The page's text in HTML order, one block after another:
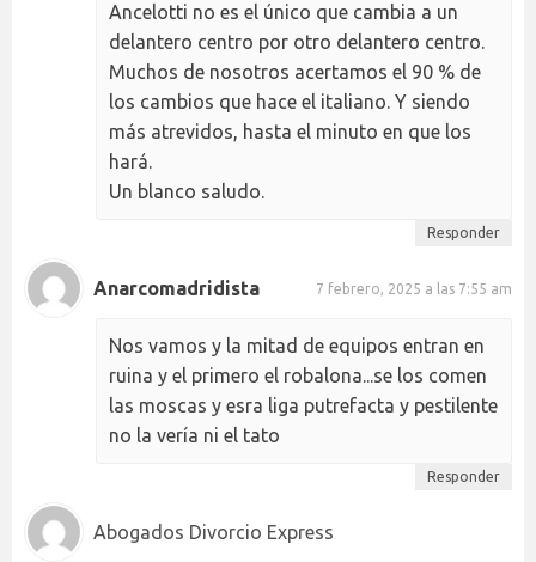
Ancelotti no es el único que cambia a un
delantero centro por otro delantero centro.
Muchos de nosotros acertamos el 90 % de
los cambios que hace el italiano. Y siendo
más atrevidos, hasta el minuto en que los
hará.
Un blanco saludo.
Responder
Anarcomadridista 7 febrero, 2025 a las 7:55 am
Nos vamos y la mitad de equipos entran en
ruina y el primero el robalona...se los comen
las moscas y esra liga putrefacta y pestilente
no la vería ni el tato
Responder
Abogados Divorcio Express